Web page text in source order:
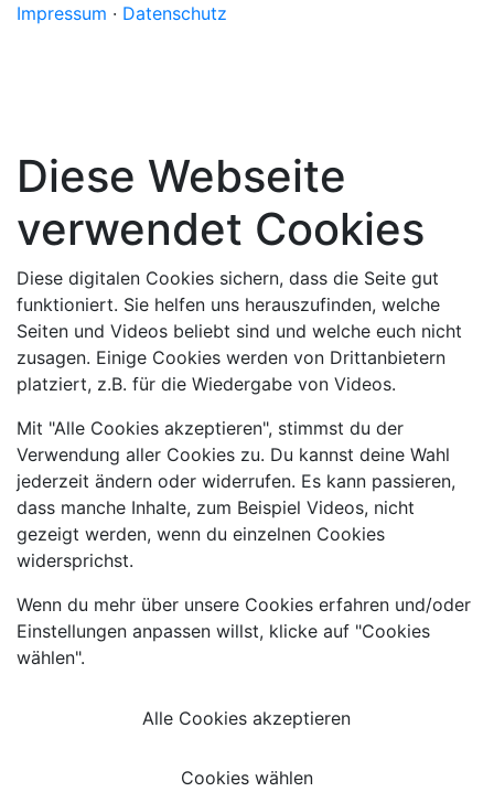
Impressum · Datenschutz
Diese Webseite
verwendet Cookies
Diese digitalen Cookies sichern, dass die Seite gut
funktioniert. Sie helfen uns herauszufinden, welche
Seiten und Videos beliebt sind und welche euch nicht
zusagen. Einige Cookies werden von Drittanbietern
platziert, z.B. für die Wiedergabe von Videos.
Mit "Alle Cookies akzeptieren", stimmst du der
Verwendung aller Cookies zu. Du kannst deine Wahl
jederzeit ändern oder widerrufen. Es kann passieren,
dass manche Inhalte, zum Beispiel Videos, nicht
gezeigt werden, wenn du einzelnen Cookies
widersprichst.
Wenn du mehr über unsere Cookies erfahren und/oder
Einstellungen anpassen willst, klicke auf "Cookies
wählen".
Alle Cookies akzeptieren
Cookies wählen